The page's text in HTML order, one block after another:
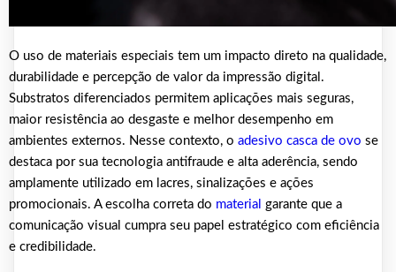
O uso de materiais especiais tem um impacto direto na qualidade,
durabilidade e percepção de valor da impressão digital.
Substratos diferenciados permitem aplicações mais seguras,
maior resistência ao desgaste e melhor desempenho em
ambientes externos. Nesse contexto, o adesivo casca de ovo se
destaca por sua tecnologia antifraude e alta aderência, sendo
amplamente utilizado em lacres, sinalizações e ações
promocionais. A escolha correta do material garante que a
comunicação visual cumpra seu papel estratégico com eficiência
e credibilidade.